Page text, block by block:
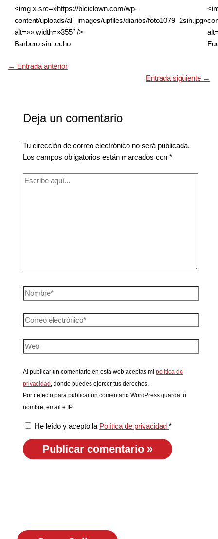
<img » src=»https://biciclown.com/wp-
content/uploads/all_images/upfiles/diarios/foto1079_2sin.jpg»
alt=»» width=»355″ />
Barbero sin techo
← Entrada anterior
Entrada siguiente →
Deja un comentario
Tu dirección de correo electrónico no será publicada.
Los campos obligatorios están marcados con*
Al publicar un comentario en esta web aceptas mipolítica de
privacidad , donde puedes ejercer tus derechos.
Por defecto para publicar un comentario WordPress guarda tu
nombre, email e IP.
He leído y acepto la Política de privacidad*